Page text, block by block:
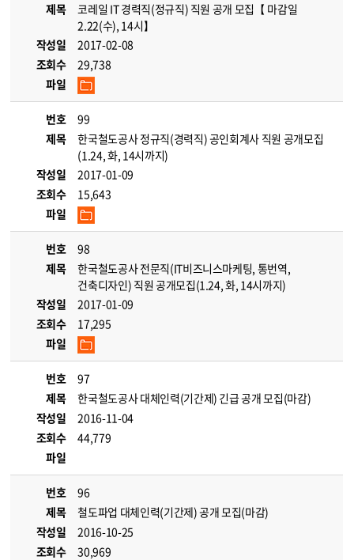
제목
코레일 IT 경력직(정규직) 직원 공개 모집【 마감일
2.22(수), 14시】
작성일
2017-02-08
조회수
29,738
파일
번호
99
제목
한국철도공사 정규직(경력직) 공인회계사 직원 공개모집
(1.24, 화, 14시까지)
작성일
2017-01-09
조회수
15,643
파일
번호
98
제목
한국철도공사 전문직(IT비즈니스마케팅, 통번역,
건축디자인) 직원 공개모집(1.24, 화, 14시까지)
작성일
2017-01-09
조회수
17,295
파일
번호
97
제목
한국철도공사 대체인력(기간제) 긴급 공개 모집(마감)
작성일
2016-11-04
조회수
44,779
파일
번호
96
제목
철도파업 대체인력(기간제) 공개 모집(마감)
작성일
2016-10-25
조회수
30,969